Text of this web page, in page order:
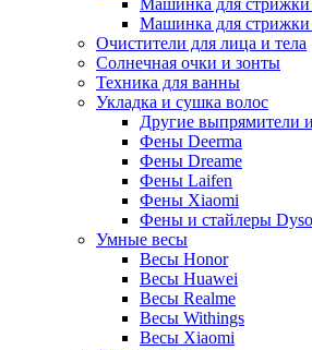
Машинка для
Машинка для
Очистители для лица и тела
Солнечная очки и зонты
Техника для ванны
Укладка и сушка волос
Другие выпрямители
Фены Deerma
Фены Dreame
Фены Laifen
Фены Xiaomi
Фены и стайлеры
Умные весы
Весы Honor
Весы Huawei
Весы Realme
Весы Withings
Весы Xiaomi